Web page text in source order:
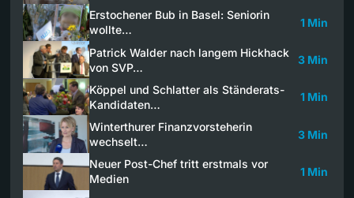
Erstochener Bub in Basel: Seniorin
wollte…
1 Min
Patrick Walder nach langem Hickhack
von SVP…
3 Min
Köppel und Schlatter als Ständerats-
Kandidaten…
1 Min
Winterthurer Finanzvorsteherin
wechselt…
3 Min
Neuer Post-Chef tritt erstmals vor
Medien
1 Min